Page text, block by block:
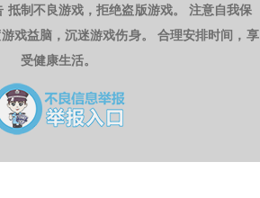
抵制不良游戏，拒绝盗版游戏。 注意自我保
戏益脑，沉迷游戏伤身。 合理安排时间，享
受健康生活。